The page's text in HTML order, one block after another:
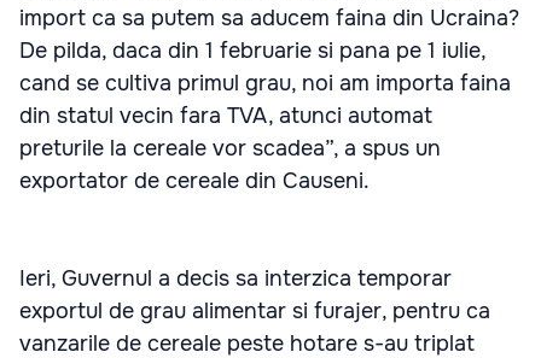
import ca sa putem sa aducem faina din Ucraina?
De pilda, daca din 1 februarie si pana pe 1 iulie,
cand se cultiva primul grau, noi am importa faina
din statul vecin fara TVA, atunci automat
preturile la cereale vor scadea”, a spus un
exportator de cereale din Causeni.
Ieri, Guvernul a decis sa interzica temporar
exportul de grau alimentar si furajer, pentru ca
vanzarile de cereale peste hotare s-au triplat